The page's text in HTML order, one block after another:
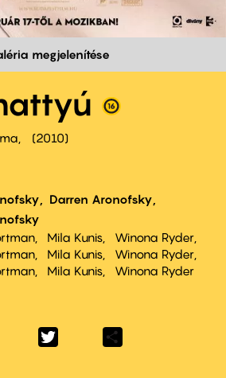
megjelenítése
2010
Darren Aronofsky
Mila Kunis
Winona Ryder
Mila Kunis
Winona Ryder
Mila Kunis Winona Ryder
Facebook